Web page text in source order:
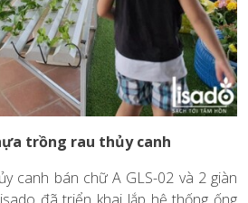
trồng rau thủy canh
canh bán chữ A GLS-02 và 2 giàn